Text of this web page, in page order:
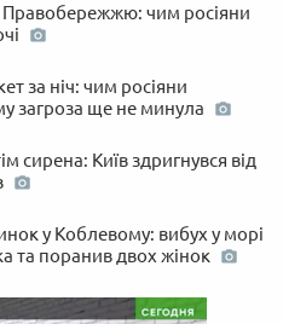
Правобережжю: чим росіяни
за ніч: чим росіяни
загроза ще не минула
сирена: Київ здригнувся від
у Коблевому: вибух у морі
та поранив двох жінок